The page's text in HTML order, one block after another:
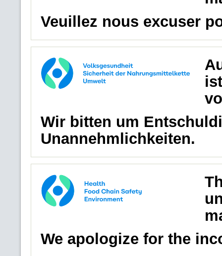
Veuillez nous excuser
Wir bitten um
Unannehmlichkeiten.
We apologize for the